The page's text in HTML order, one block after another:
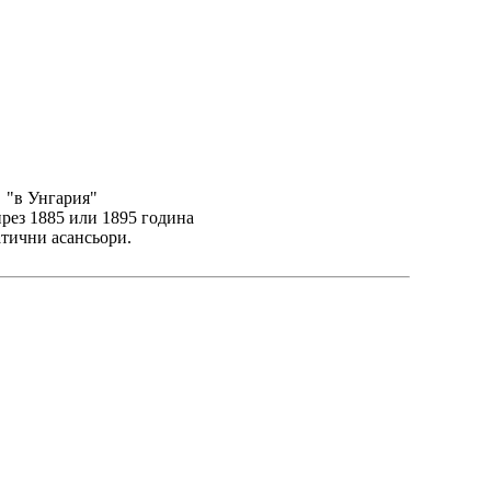
"в Унгария"
1885 или 1895 година
асансьори.